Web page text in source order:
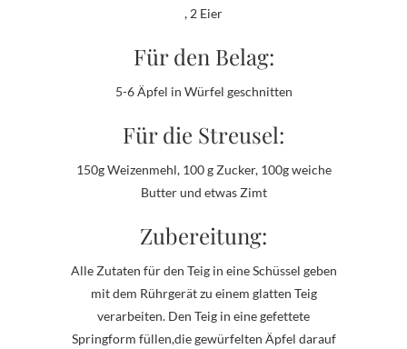
, 2 Eier
Für den Belag:
5-6 Äpfel in Würfel geschnitten
Für die Streusel:
150g Weizenmehl, 100 g Zucker, 100g weiche
Butter und etwas Zimt
Zubereitung:
Alle Zutaten für den Teig in eine Schüssel geben
mit dem Rührgerät zu einem glatten Teig
verarbeiten. Den Teig in eine gefettete
Springform füllen,die gewürfelten Äpfel darauf